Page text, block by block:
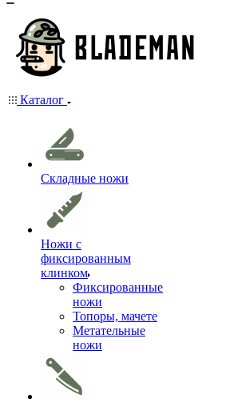
Каталог
Складные ножи
Ножи с
фиксированным
клинком
Фиксированные
ножи
Топоры, мачете
Метательные
ножи